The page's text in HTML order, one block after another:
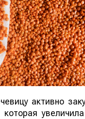
активно
которая